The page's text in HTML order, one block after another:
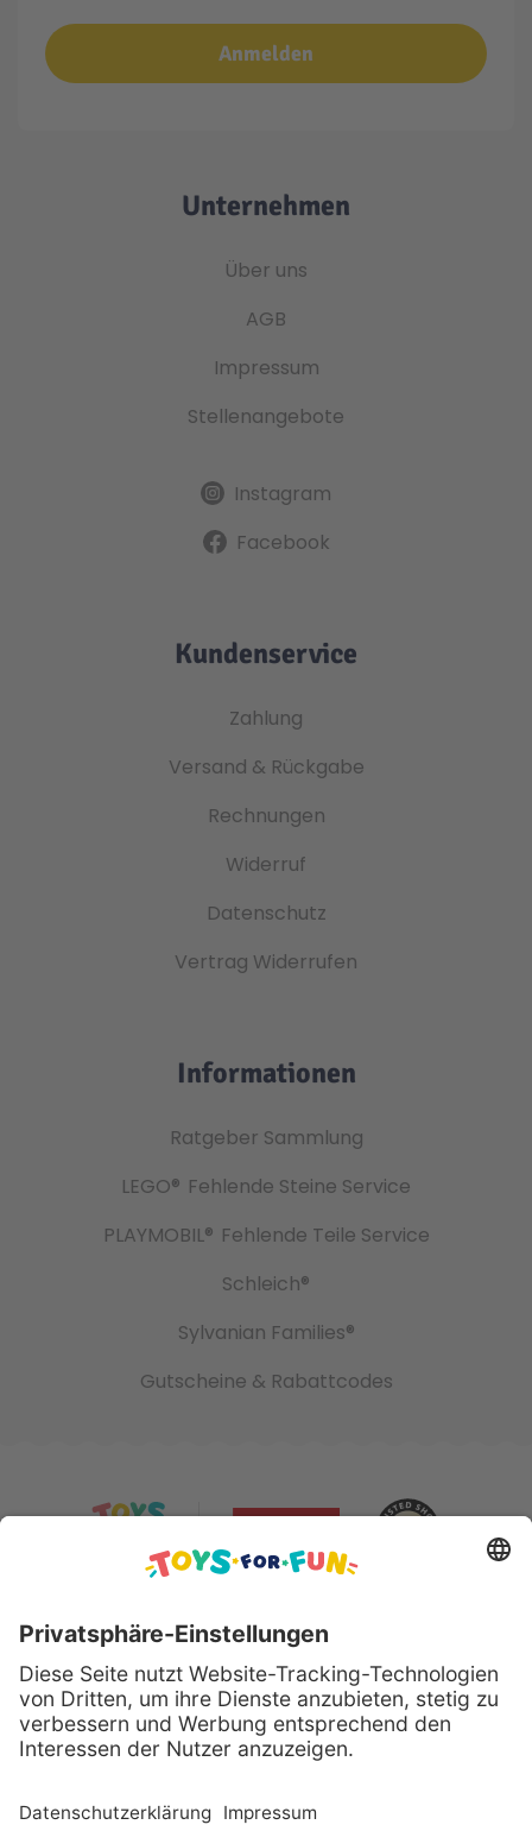
Anmelden
Unternehmen
Über uns
AGB
Impressum
Stellenangebote
Instagram
Facebook
Kundenservice
Zahlung
Versand & Rückgabe
Rechnungen
Widerruf
Datenschutz
Vertrag Widerrufen
Informationen
Ratgeber Sammlung
LEGO® Fehlende Steine Service
PLAYMOBIL® Fehlende Teile Service
Schleich®
Sylvanian Families®
Gutscheine & Rabattcodes
Sicher bezahlen mit: